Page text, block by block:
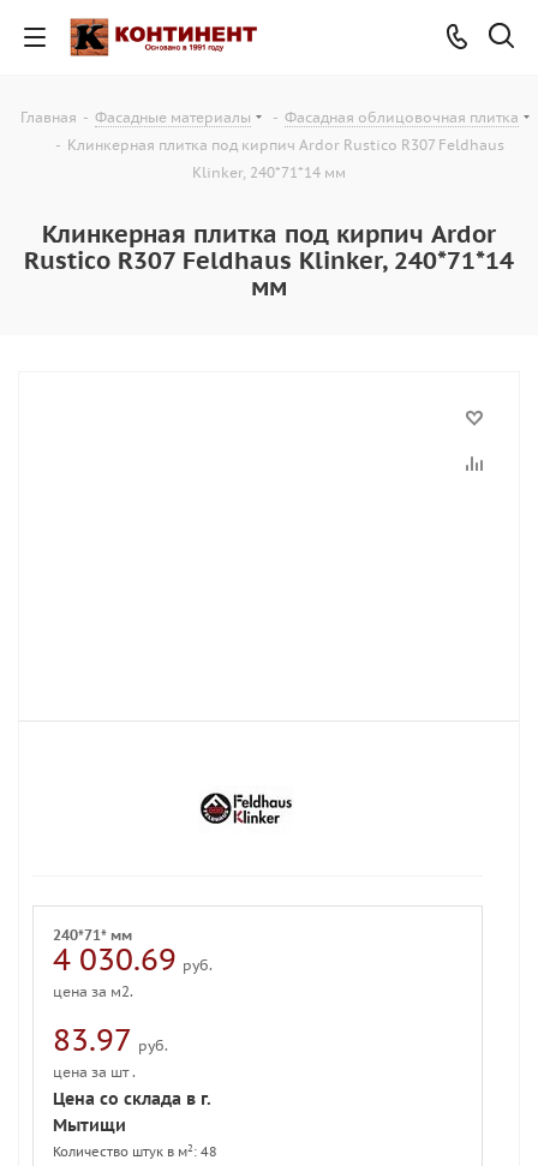
Главная - Фасадные материалы - Фасадная облицовочная плитка
- Клинкерная плитка под кирпич Ardor Rustico R307 Feldhaus
Klinker, 240*71*14 мм
Клинкерная плитка под кирпич Ardor
Rustico R307 Feldhaus Klinker, 240*71*14
мм
240*71* мм
4 030.69 руб.
цена за м2.
83.97 руб.
цена за шт .
Цена со склада в г.
Мытищи
Количество штук в м2 : 48